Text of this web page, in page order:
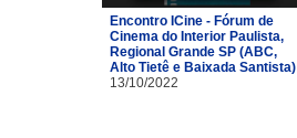
Encontro ICine - Fórum de
Cinema do Interior Paulista,
Regional Grande SP (ABC,
Alto Tietê e Baixada Santista)
13/10/2022